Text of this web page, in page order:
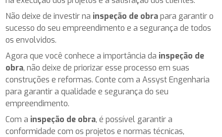
Não deixe de investir na inspeção de obrapara garantir o
sucesso do seu empreendimento e a segurança de todos
os envolvidos.
Agora que você conhece a importância da inspeção de
obra, não deixe de priorizar esse processo em suas
construções e reformas. Conte com a Assyst Engenharia
para garantir a qualidade e segurança do seu
empreendimento.
Com a inspeção de obra, é possível garantir a
conformidade com os projetos e normas técnicas,